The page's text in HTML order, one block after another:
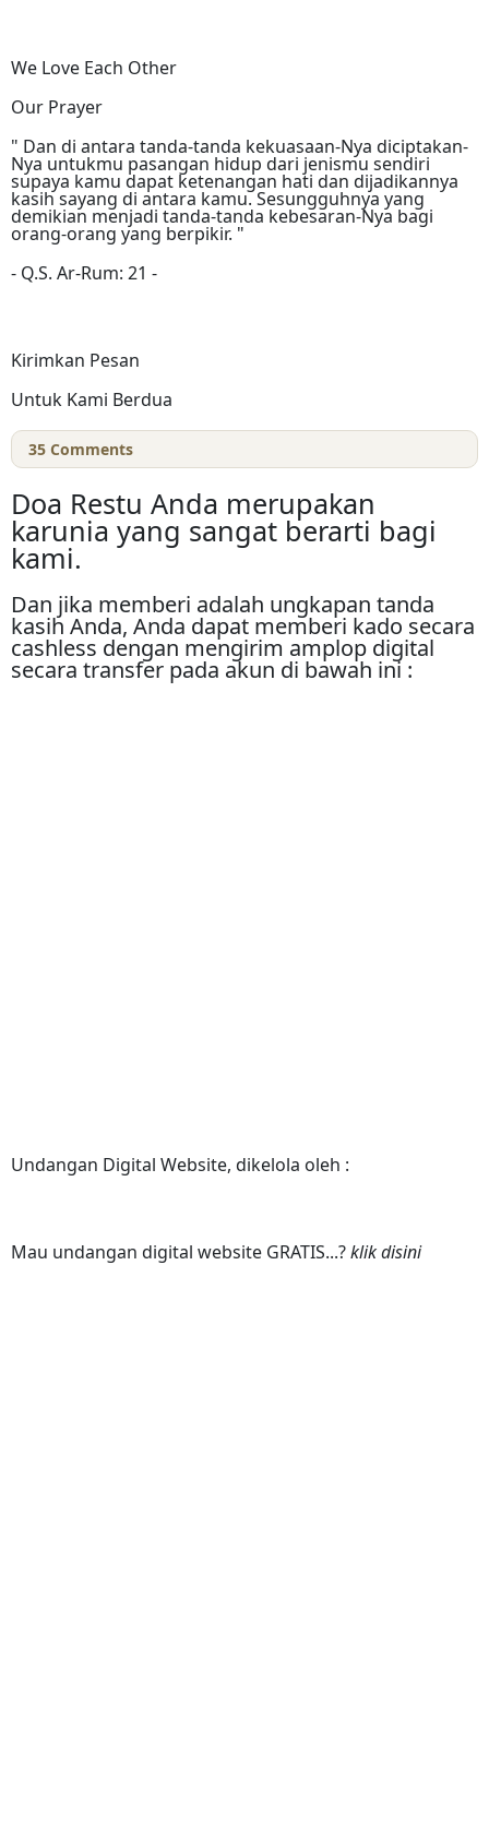
We Love Each Other
Our Prayer
" Dan di antara tanda-tanda kekuasaan-Nya diciptakan-
Nya untukmu pasangan hidup dari jenismu sendiri
supaya kamu dapat ketenangan hati dan dijadikannya
kasih sayang di antara kamu. Sesungguhnya yang
demikian menjadi tanda-tanda kebesaran-Nya bagi
orang-orang yang berpikir. "
- Q.S. Ar-Rum: 21 -
Kirimkan Pesan
Untuk Kami Berdua
35 Comments
Doa Restu Anda merupakan
karunia yang sangat berarti bagi
kami.
Dan jika memberi adalah ungkapan tanda
kasih Anda, Anda dapat memberi kado secara
cashless dengan mengirim amplop digital
secara transfer pada akun di bawah ini :
Undangan Digital Website, dikelola oleh :
Mau undangan digital website GRATIS...?klik disini